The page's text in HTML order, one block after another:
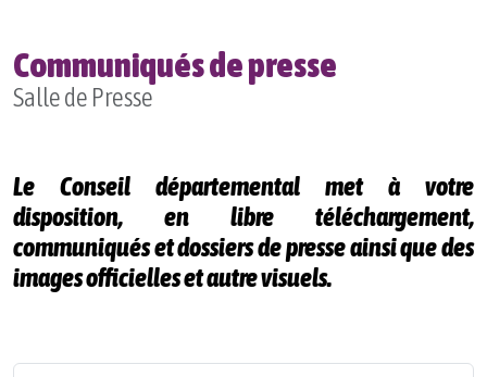
Communiqués de presse
Salle de Presse
Le Conseil départemental met à votre
disposition, en libre téléchargement,
communiqués et dossiers de presse ainsi que des
images officielles et autre visuels.